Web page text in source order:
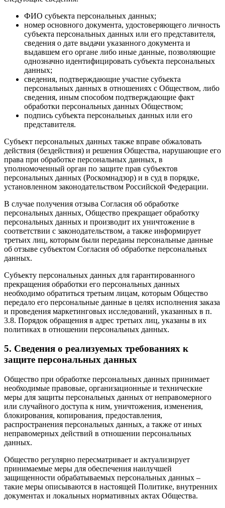
ФИО субъекта персональных данных;
номер основного документа, удостоверяющего личность
субъекта персональных данных или его представителя,
сведения о дате выдачи указанного документа и
выдавшем его органе либо иные данные, позволяющие
однозначно идентифицировать субъекта персональных
данных;
сведения, подтверждающие участие субъекта
персональных данных в отношениях с Обществом, либо
сведения, иным способом подтверждающие факт
обработки персональных данных Обществом;
подпись субъекта персональных данных или его
представителя.
Субъект персональных данных также вправе обжаловать
действия (бездействия) и решения Общества, нарушающие его
права при обработке персональных данных, в
уполномоченный орган по защите прав субъектов
персональных данных (Роскомнадзор) и в суд в порядке,
установленном законодательством Российской Федерации.
В случае получения отзыва Согласия об обработке
персональных данных, Общество прекращает обработку
персональных данных и производит их уничтожение в
соответствии с законодательством, а также информирует
третьих лиц, которым были переданы персональные данные
об отзыве субъектом Согласия об обработке персональных
данных.
Субъекту персональных данных для гарантированного
прекращения обработки его персональных данных
необходимо обратиться третьим лицам, которым Общество
передало его персональные данные в целях исполнения заказа
и проведения маркетинговых исследований, указанных в п.
3.8. Порядок обращения в адрес третьих лиц, указаны в их
политиках в отношении персональных данных.
5. Сведения о реализуемых требованиях к
защите персональных данных
Общество при обработке персональных данных принимает
необходимые правовые, организационные и технические
меры для защиты персональных данных от неправомерного
или случайного доступа к ним, уничтожения, изменения,
блокирования, копирования, предоставления,
распространения персональных данных, а также от иных
неправомерных действий в отношении персональных
данных.
Общество регулярно пересматривает и актуализирует
принимаемые меры для обеспечения наилучшей
защищенности обрабатываемых персональных данных –
такие меры описываются в настоящей Политике, внутренних
документах и локальных нормативных актах Общества.